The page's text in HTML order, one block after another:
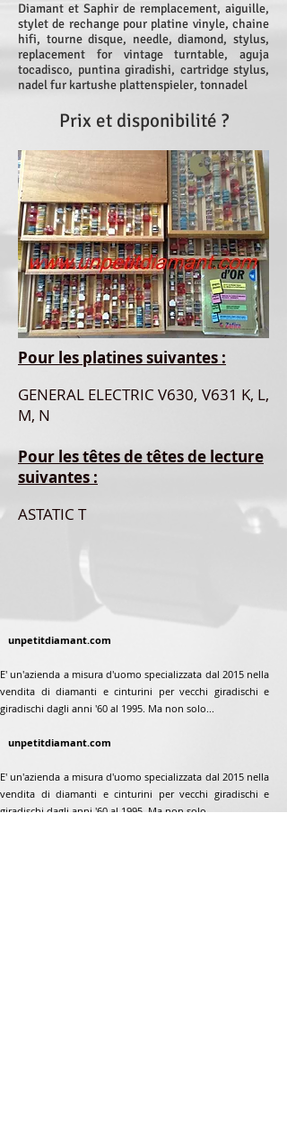
Diamant et Saphir de remplacement, aiguille,
stylet de rechange pour platine vinyle, chaine
hifi, tourne disque, needle, diamond, stylus,
replacement for vintage turntable, aguja
tocadisco, puntina giradishi, cartridge stylus,
nadel fur kartushe plattenspieler, tonnadel
Prix et disponibilité ?
Pour les platines suivantes :
GENERAL ELECTRIC V630, V631 K, L,
M, N
Pour les têtes de têtes de lecture
suivantes :
ASTATIC T
unpetitdiamant.com
E' un'azienda a misura d'uomo specializzata dal 2015 nella
vendita di diamanti e cinturini per vecchi giradischi e
giradischi dagli anni '60 al 1995. Ma non solo...
unpetitdiamant.com
E' un'azienda a misura d'uomo specializzata dal 2015 nella
vendita di diamanti e cinturini per vecchi giradischi e
giradischi dagli anni '60 al 1995. Ma non solo...